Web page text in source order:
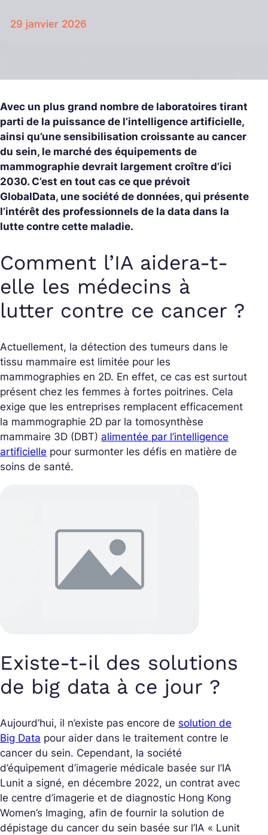
29 janvier 2026
Avec un plus grand nombre de laboratoires tirant
parti de la puissance de l’intelligence artificielle,
ainsi qu’une sensibilisation croissante au cancer
du sein, le marché des équipements de
mammographie devrait largement croître d’ici
2030. C’est en tout cas ce que prévoit
GlobalData, une société de données, qui présente
l’intérêt des professionnels de la data dans la
lutte contre cette maladie.
Comment l’IA aidera-t-
elle les médecins à
lutter contre ce cancer ?
Actuellement, la détection des tumeurs dans le
tissu mammaire est limitée pour les
mammographies en 2D. En effet, ce cas est surtout
présent chez les femmes à fortes poitrines. Cela
exige que les entreprises remplacent efficacement
la mammographie 2D par la tomosynthèse
mammaire 3D (DBT) alimentée par l’intelligence
artificielle pour surmonter les défis en matière de
soins de santé.
Existe-t-il des solutions
de big data à ce jour ?
Aujourd’hui, il n’existe pas encore de solution de
Big Data pour aider dans le traitement contre le
cancer du sein. Cependant, la société
d’équipement d’imagerie médicale basée sur l’IA
Lunit a signé, en décembre 2022, un contrat avec
le centre d’imagerie et de diagnostic Hong Kong
Women’s Imaging, afin de fournir la solution de
dépistage du cancer du sein basée sur l’IA « Lunit